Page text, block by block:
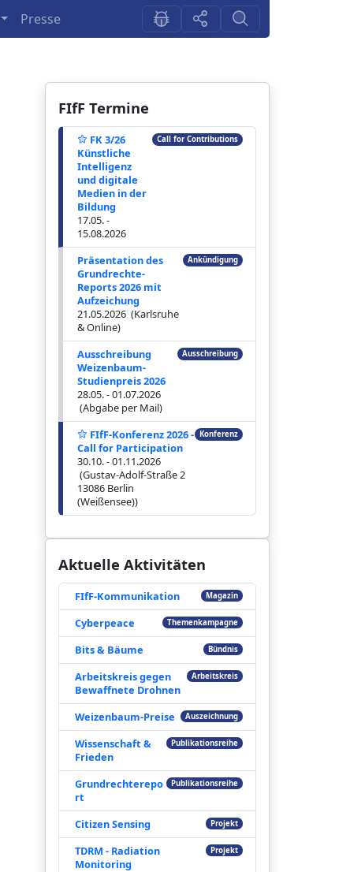
Presse
FIfF Termine
FK 3/26
Künstliche
Intelligenz
und digitale
Medien in der
Bildung
17.05. -
15.08.2026
Call for Contributions
Präsentation des
Grundrechte-
Reports 2026 mit
Aufzeichung
21.05.2026 (Karlsruhe
& Online)
Ankündigung
Ausschreibung
Weizenbaum-
Studienpreis 2026
28.05. - 01.07.2026
(Abgabe per Mail)
Ausschreibung
FIfF-Konferenz 2026 -
Call for Participation
30.10. - 01.11.2026
(Gustav-Adolf-Straße 2
13086 Berlin
(Weißensee))
Konferenz
Aktuelle Aktivitäten
FIfF-Kommunikation Magazin
Cyberpeace Themenkampagne
Bits & Bäume Bündnis
Arbeitskreis gegen
Bewaffnete Drohnen
Arbeitskreis
Weizenbaum-Preise Auszeichnung
Wissenschaft &
Frieden
Publikationsreihe
Grundrechterepo
rt
Publikationsreihe
Citizen Sensing Projekt
TDRM - Radiation
Monitoring
Projekt